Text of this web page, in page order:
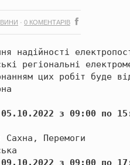
· 0 КОМЕНТАРІВ
надійності
регіональні
цих робіт буде
з 09:00 по
з 09:00 по